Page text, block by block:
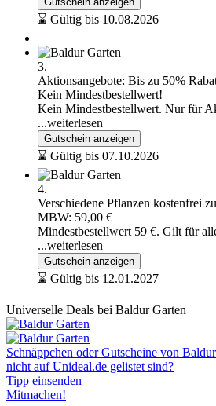
⌛ Gültig bis 10.08.2026
3.
Aktionsangebote: Bis zu 50%
Kein Mindestbestellwert!
Kein Mindestbestellwert. Nur für
...weiterlesen
Gutschein anzeigen
⌛ Gültig bis 07.10.2026
4.
Verschiedene Pflanzen kostenfrei
MBW: 59,00 €
Mindestbestellwert 59 €. Gilt für
...weiterlesen
Gutschein anzeigen
⌛ Gültig bis 12.01.2027
Universelle Deals bei Baldur Garten
Schnäppchen oder Gutscheine von
nicht auf Unideal.de gelistet sind?
Tipp einsenden
Mitmachen!